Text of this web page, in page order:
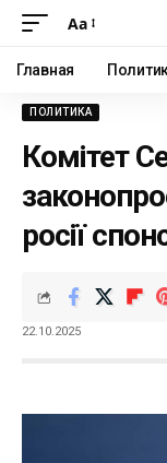
Аа
Главная
ПОЛИТИКА
Комітет
росії
22.10.2025